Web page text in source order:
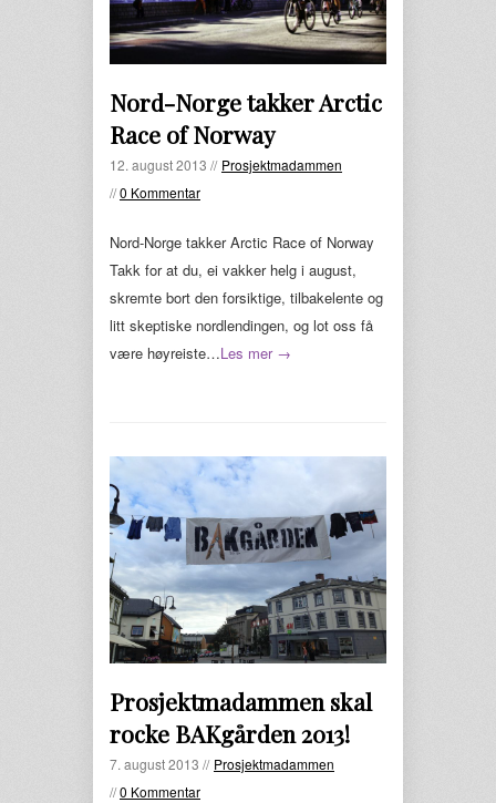
Nord-Norge takker Arctic
Race of Norway
12. august 2013 // Prosjektmadammen
//0 Kommentar
Nord-Norge takker Arctic Race of Norway
Takk for at du, ei vakker helg i august,
skremte bort den forsiktige, tilbakelente og
litt skeptiske nordlendingen, og lot oss få
være høyreiste…Les mer →
Prosjektmadammen skal
rocke BAKgården 2013!
7. august 2013 // Prosjektmadammen
//0 Kommentar